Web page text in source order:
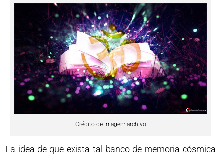
Crédito de imagen: archivo
La idea de que exista tal banco de memoria cósmica